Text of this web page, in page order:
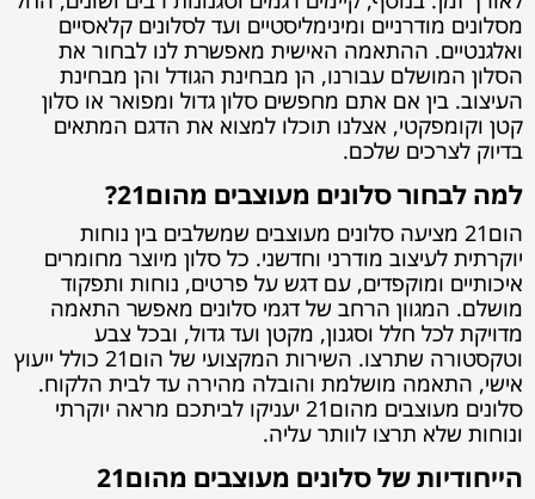
מסלונים מודרניים ומינימליסטיים ועד לסלונים קלאסיים
ואלגנטיים. ההתאמה האישית מאפשרת לנו לבחור את
הסלון המושלם עבורנו, הן מבחינת הגודל והן מבחינת
העיצוב. בין אם אתם מחפשים סלון גדול ומפואר או סלון
קטן וקומפקטי, אצלנו תוכלו למצוא את הדגם המתאים
בדיוק לצרכים שלכם.
למה לבחור סלונים מעוצבים מהום21?
הום21 מציעה סלונים מעוצבים שמשלבים בין נוחות
יוקרתית לעיצוב מודרני וחדשני. כל סלון מיוצר מחומרים
איכותיים ומוקפדים, עם דגש על פרטים, נוחות ותפקוד
מושלם. המגוון הרחב של דגמי סלונים מאפשר התאמה
מדויקת לכל חלל וסגנון, מקטן ועד גדול, ובכל צבע
וטקסטורה שתרצו. השירות המקצועי של הום21 כולל ייעוץ
אישי, התאמה מושלמת והובלה מהירה עד לבית הלקוח.
סלונים מעוצבים מהום21 יעניקו לביתכם מראה יוקרתי
ונוחות שלא תרצו לוותר עליה.
הייחודיות של סלונים מעוצבים מהום21